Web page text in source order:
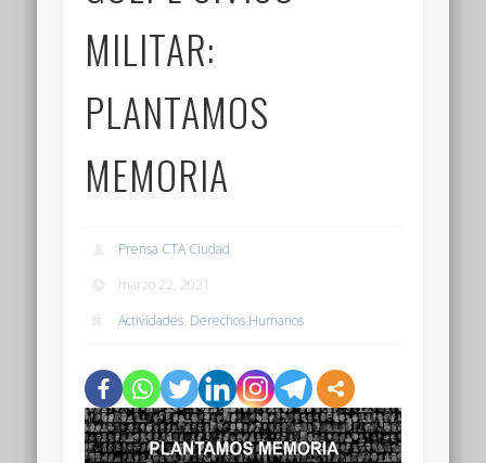
MILITAR:
PLANTAMOS
MEMORIA
Prensa CTA Ciudad
marzo 22, 2021
Actividades, Derechos Humanos